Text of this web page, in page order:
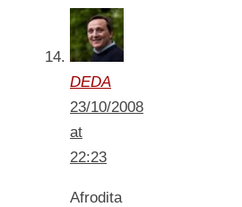
DEDA
23/10/2008
at
22:23
Afrodita